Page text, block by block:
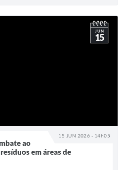
15 JUN 2026 - 14h05
JUN
15
ao
em áreas de